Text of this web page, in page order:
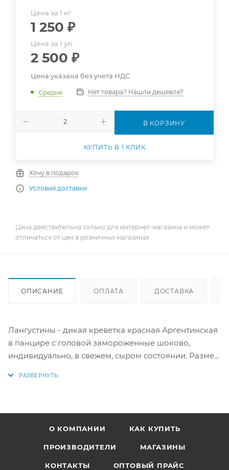
Цена за 1 кг
1 250 ₽
Цена за 1 уп.
2 500 ₽
Цена указана без учета НДС
Средне Нет товара? Нашли дешевле?
В КОРЗИНУ
КУПИТЬ В 1 КЛИК
Хочу в подарок
Условия доставки
Цена действительна только для интернет-магазина и может
отличаться от цен в розничных магазинах
ОПИСАНИЕ ОПЛАТА ДОСТАВКА
Лангустины - дикая креветка красная Аргентинская
в панцире с головой замороженные шоково,
индивидуально, в свежем, сыром состоянии. Размер
Пищевая ценность в 100 г: Белки - 21 г, Жиры - 1,1 г,
Углеводы - 0 г. Калорийность - 92 (389 кДж). Перед
О КОМПАНИИ КАК КУПИТЬ
ПРОИЗВОДИТЕЛИ МАГАЗИНЫ
КОНТАКТЫ ОПТОВЫЙ ПРАЙС